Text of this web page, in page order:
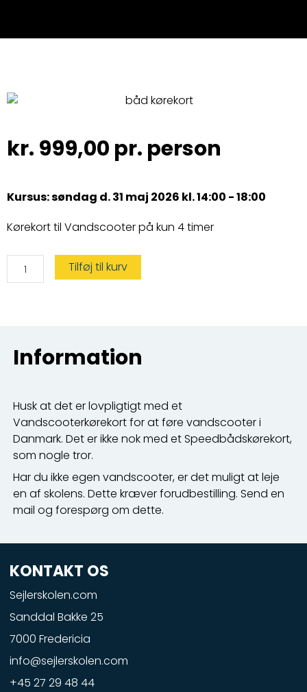
kr. 999,00 pr. person
Kursus: søndag d. 31 maj 2026 kl. 14:00 - 18:00
Kørekort til Vandscooter på kun 4 timer
Vandscooterbevis
antal Tilføj til kurv
Information
Husk at det er lovpligtigt med et
Vandscooterkørekort for at føre vandscooter i
Danmark. Det er ikke nok med et Speedbådskørekort,
som nogle tror.
Har du ikke egen vandscooter, er det muligt at leje
en af skolens. Dette kræver forudbestilling. Send en
mail og forespørg om dette.
KONTAKT OS
Sejlerskolen.com
Sanddal Bakke 25
7000 Fredericia
info@sejlerskolen.com
+45 27 29 48 44